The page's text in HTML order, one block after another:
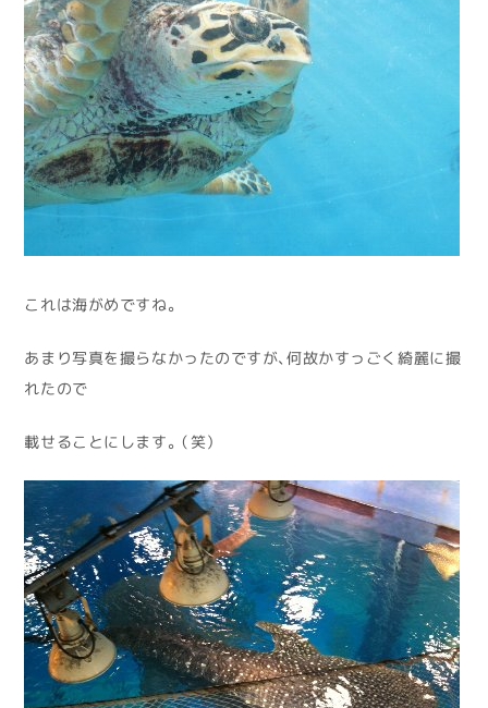
これは海がめですね。
あまり写真を撮らなかったのですが、何故かすっごく綺麗に撮
れたので
載せることにします。（笑）